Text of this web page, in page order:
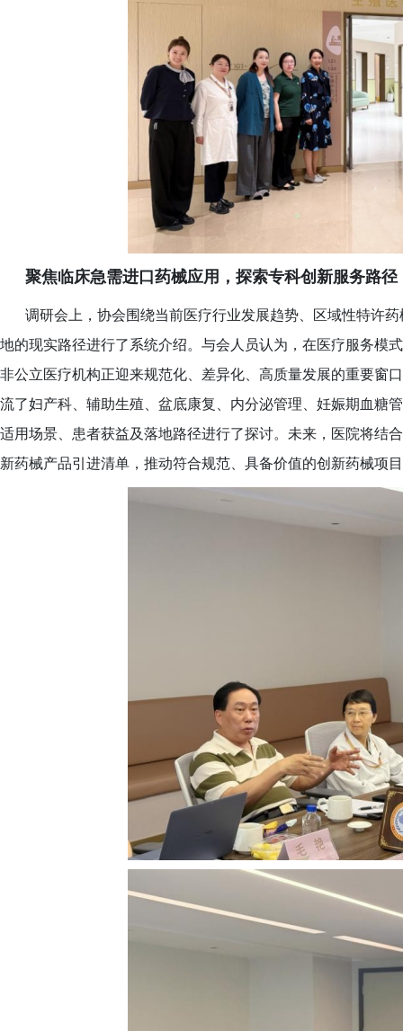
聚焦临床急需进口药械应用，探索专科创新服务路径
调研会上，协会围绕当前医疗行业发展趋势、区域性特许
地的现实路径进行了系统介绍。与会人员认为，在医疗服务模
非公立医疗机构正迎来规范化、差异化、高质量发展的重要窗
流了妇产科、辅助生殖、盆底康复、内分泌管理、妊娠期血糖
适用场景、患者获益及落地路径进行了探讨。未来，医院将结
新药械产品引进清单，推动符合规范、具备价值的创新药械项